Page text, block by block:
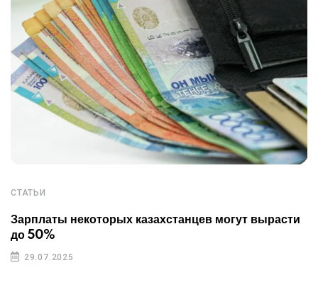
СТАТЬИ
Зарплаты некоторых казахстанцев могут вырасти
до 50%
29.07.2025